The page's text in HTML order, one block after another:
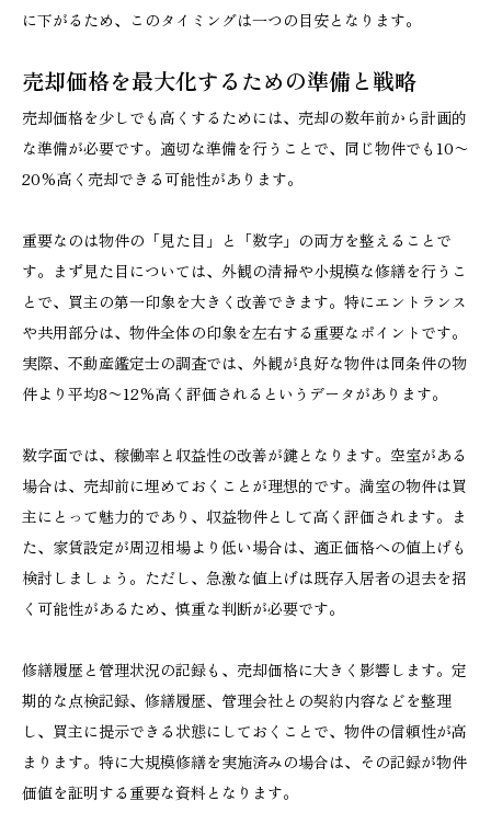
に下がるため、このタイミングは一つの目安となります。
売却価格を最大化するための準備と戦略
売却価格を少しでも高くするためには、売却の数年前から計画的
な準備が必要です。適切な準備を行うことで、同じ物件でも10〜
20%高く売却できる可能性があります。
重要なのは物件の「見た目」と「数字」の両方を整えることで
す。まず見た目については、外観の清掃や小規模な修繕を行うこ
とで、買主の第一印象を大きく改善できます。特にエントランス
や共用部分は、物件全体の印象を左右する重要なポイントです。
実際、不動産鑑定士の調査では、外観が良好な物件は同条件の物
件より平均8〜12%高く評価されるというデータがあります。
数字面では、稼働率と収益性の改善が鍵となります。空室がある
場合は、売却前に埋めておくことが理想的です。満室の物件は買
主にとって魅力的であり、収益物件として高く評価されます。ま
た、家賃設定が周辺相場より低い場合は、適正価格への値上げも
検討しましょう。ただし、急激な値上げは既存入居者の退去を招
く可能性があるため、慎重な判断が必要です。
修繕履歴と管理状況の記録も、売却価格に大きく影響します。定
期的な点検記録、修繕履歴、管理会社との契約内容などを整理
し、買主に提示できる状態にしておくことで、物件の信頼性が高
まります。特に大規模修繕を実施済みの場合は、その記録が物件
価値を証明する重要な資料となります。